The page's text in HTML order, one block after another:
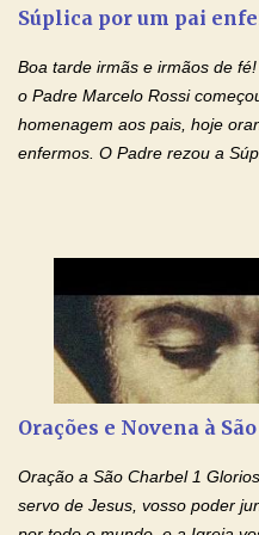
esforço maior em meus
santidade. Glória… Deus, que
Filho, que foi crucificado,
de te...
Súplica por um pai
Boa tarde irmãs e irmãos de
o Padre Marcelo Rossi
homenagem aos pais, hoje
enfermos. O Padre rezou a
do Padre Marcelo Rossi por
anunciado ontem, entramos
aos nossos pais. Hoje nossas
que não se encontram bem de
pais. Vamos dedicar um dia
estão doentes, pais que estão
falecidos, pais que tem
para todos os pais. Hoje vamos
Orações e Novena à
Oração a São Charbel 1
servo de Jesus, vosso poder